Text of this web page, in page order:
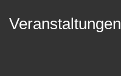
Veranstaltungen